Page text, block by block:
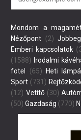
Mondom a
Nézőpont (2)
Emberi kapcsolatok
(1588) Irodalmi
fotel
(65) Heti
Sport (731)
(12) Vetítő(30)
(50) Gazdaság (770)